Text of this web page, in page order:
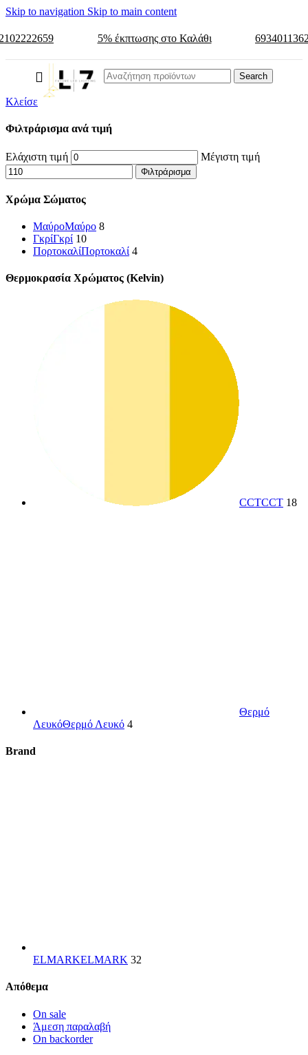
Skip to navigation Skip to main content
5% έκπτωσης στο Καλάθι
Search
Κλείσε
Φιλτράρισμα ανά τιμή
Ελάχιστη τιμή Μέγιστη τιμή
Φιλτράρισμα
Χρώμα Σώματος
ΜαύροΜαύρο 8
ΓκρίΓκρί 10
ΠορτοκαλίΠορτοκαλί 4
Θερμοκρασία Χρώματος (Kelvin)
CCTCCT 18
Θερμό
ΛευκόΘερμό Λευκό 4
Brand
ELMARKELMARK 32
Απόθεμα
On sale
Άμεση παραλαβή
On backorder